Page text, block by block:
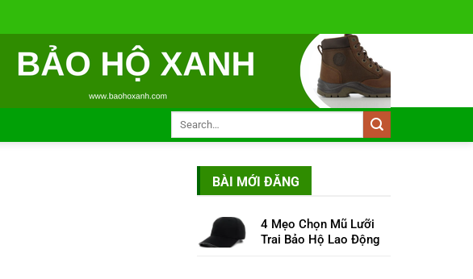
BÀI MỚI ĐĂNG
4 Mẹo Chọn Mũ Lưỡi
Trai Bảo Hộ Lao Động